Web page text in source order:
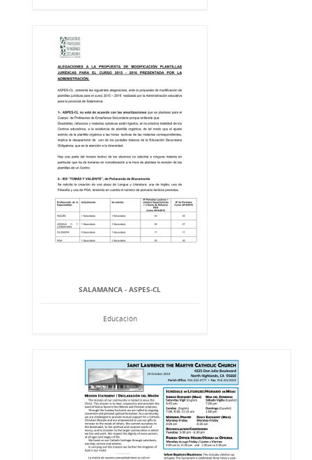
SALAMANCA - ASPES-CL
Educación